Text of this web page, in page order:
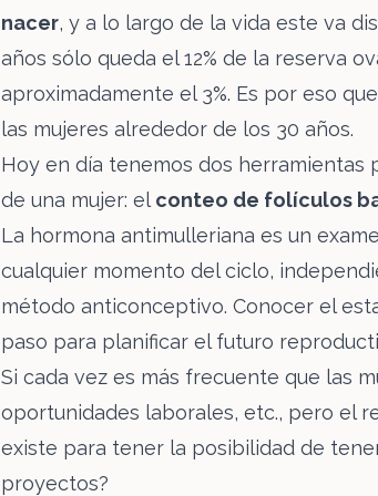
nacer, y a lo largo de la vida este va
años sólo queda el 12% de la reserva
aproximadamente el 3%. Es por eso
las mujeres alrededor de los 30 años.
Hoy en día tenemos dos herramientas
de una mujer: el conteo de folículos
La hormona antimulleriana es un
cualquier momento del ciclo,
método anticonceptivo. Conocer el
paso para planificar el futuro
Si cada vez es más frecuente que las
oportunidades laborales, etc., pero el
existe para tener la posibilidad de
proyectos?